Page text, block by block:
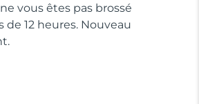
vous êtes pas brossé
de 12 heures. Nouveau